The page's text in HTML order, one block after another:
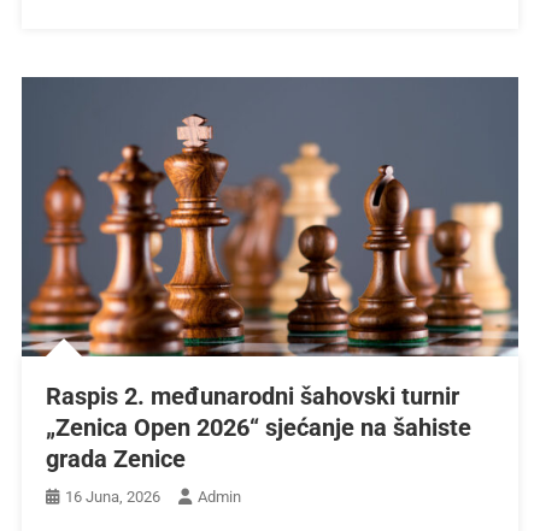
Raspis 2. međunarodni šahovski turnir
„Zenica Open 2026“ sjećanje na šahiste
grada Zenice
16 Juna, 2026 Admin